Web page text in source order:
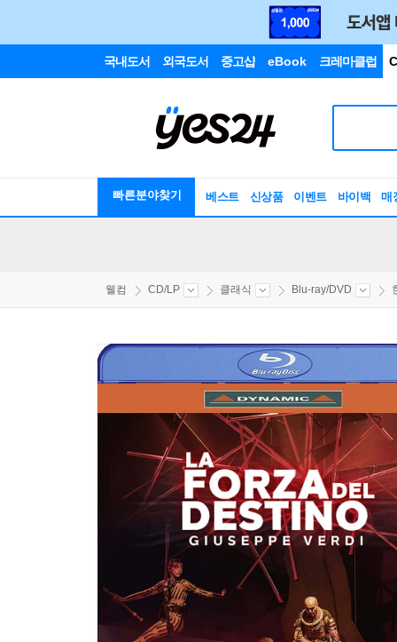
국내도서 외국도서 중고샵 eBook 크레마클럽
빠른분야찾기 베스트 신상품 이벤트 바이백 매
웰컴 CD/LP 클래식 Blu-ray/DVD